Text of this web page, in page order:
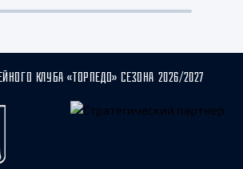
КЛУБА «ТОРПЕДО» СЕЗОНА 2026/2027